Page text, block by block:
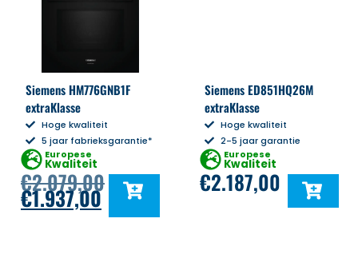
Siemens HM776GNB1F
extraKlasse
Hoge kwaliteit
5 jaar fabrieksgarantie*
Europese
Kwaliteit
€2.079,00
€1.937,00
Siemens ED851HQ26M
extraKlasse
Hoge kwaliteit
2-5 jaar garantie
Europese
Kwaliteit
€2.187,00